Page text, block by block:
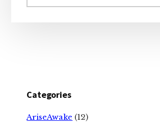
website
Categories
AriseAwake (12)